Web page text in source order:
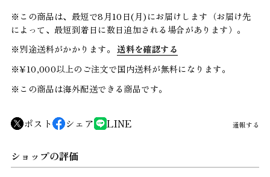
※この商品は、最短で8月10日(月)にお届けします（お届け先
によって、最短到着日に数日追加される場合があります）。
※別途送料がかかります。 送料を確認する
※¥10,000以上のご注文で国内送料が無料になります。
※この商品は海外配送できる商品です。
ポスト シェア LINE 通報する
ショップの評価